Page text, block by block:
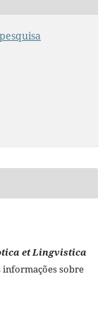
et Lingvistica
informações sobre